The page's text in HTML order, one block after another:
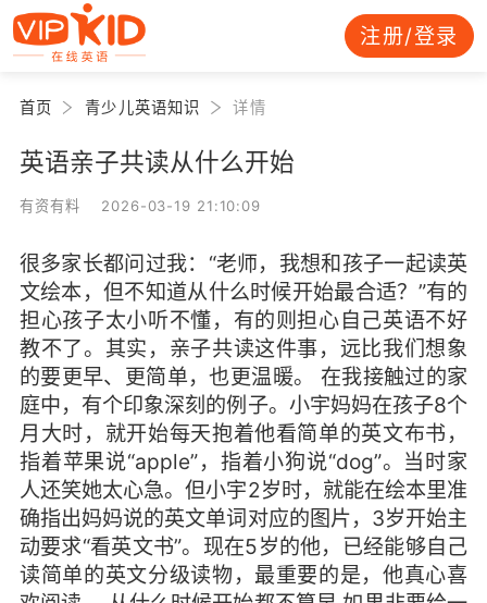
注册/登录
首页 青少儿英语知识 详情
英语亲子共读从什么开始
有资有料 2026-03-19 21:10:09
很多家长都问过我：“老师，我想和孩子一起读英
文绘本，但不知道从什么时候开始最合适？”有的
担心孩子太小听不懂，有的则担心自己英语不好
教不了。其实，亲子共读这件事，远比我们想象
的要更早、更简单，也更温暖。 在我接触过的家
庭中，有个印象深刻的例子。小宇妈妈在孩子8个
月大时，就开始每天抱着他看简单的英文布书，
指着苹果说“apple”，指着小狗说“dog”。当时家
人还笑她太心急。但小宇2岁时，就能在绘本里准
确指出妈妈说的英文单词对应的图片，3岁开始主
动要求“看英文书”。现在5岁的他，已经能够自己
读简单的英文分级读物，最重要的是，他真心喜